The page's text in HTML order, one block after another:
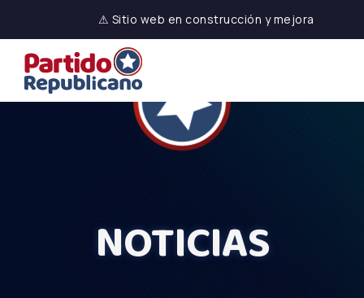
⚠ Sitio web en construcción y mejora
NOTICIAS